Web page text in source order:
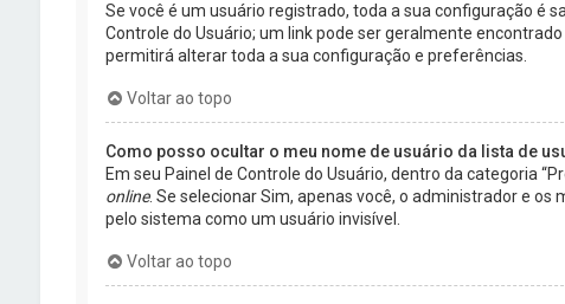
Se você é um usuário registrado, toda a sua configuração é
Controle do Usuário; um link pode ser geralmente
permitirá alterar toda a sua configuração e preferências.
Voltar ao topo
Como posso ocultar o meu nome de usuário da lista de
Em seu Painel de Controle do Usuário, dentro da categoria
online. Se selecionar Sim, apenas você, o administrador e
pelo sistema como um usuário invisível.
Voltar ao topo